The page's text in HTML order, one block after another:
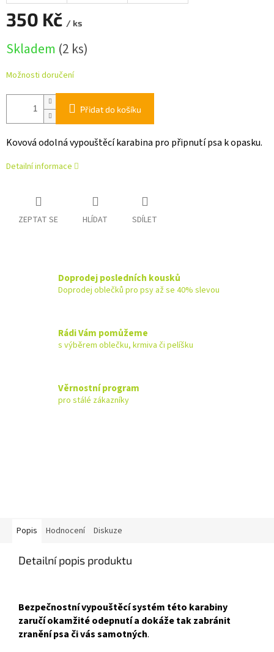
350 Kč / ks
cena:
Skladem (2 ks)
Možnosti doručení
Přidat do košíku
Kovová odolná vypouštěcí karabina pro připnutí psa k opasku.
Detailní informace
ZEPTAT SE HLÍDAT SDÍLET
Doprodej posledních kousků
Doprodej oblečků pro psy až se 40% slevou
Rádi Vám pomůžeme
s výběrem oblečku, krmiva či pelíšku
Věrnostní program
pro stálé zákazníky
Popis Hodnocení Diskuze
Detailní popis produktu
Bezpečnostní vypouštěcí systém této karabiny
zaručí okamžité odepnutí a dokáže tak zabránit
zranění psa či vás samotných.